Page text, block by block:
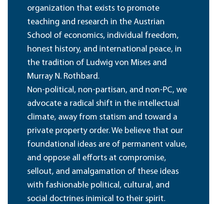
organization that exists to promote
teaching and research in the Austrian
School of economics, individual freedom,
honest history, and international peace, in
the tradition of Ludwig von Mises and
Murray N. Rothbard.
Non-political, non-partisan, and non-PC, we
advocate a radical shift in the intellectual
climate, away from statism and toward a
private property order. We believe that our
foundational ideas are of permanent value,
and oppose all efforts at compromise,
sellout, and amalgamation of these ideas
with fashionable political, cultural, and
social doctrines inimical to their spirit.